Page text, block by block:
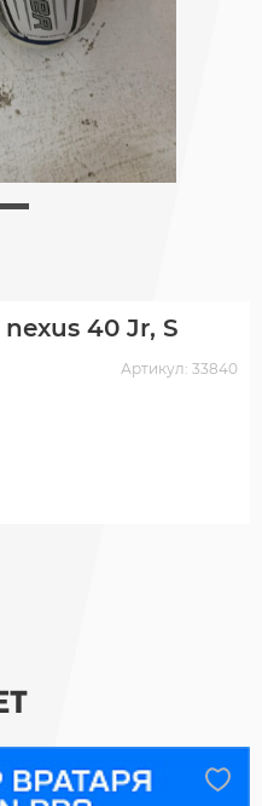
40 Jr, S
Артикул: 33840